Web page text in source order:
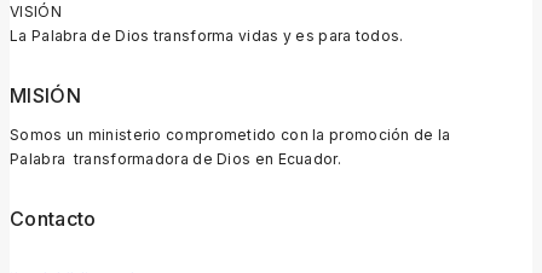
VISIÓN
La Palabra de Dios transforma vidas y es para todos.
MISIÓN
Somos un ministerio comprometido con la promoción de la
Palabra transformadora de Dios en Ecuador.
Contacto